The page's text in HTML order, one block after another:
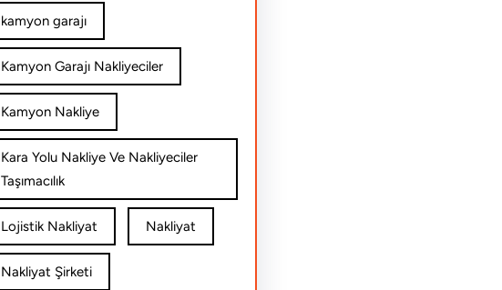
kamyon garajı
Kamyon Garajı Nakliyeciler
Kamyon Nakliye
Kara Yolu Nakliye Ve Nakliyeciler
Taşımacılık
Lojistik Nakliyat Nakliyat
Nakliyat Şirketi